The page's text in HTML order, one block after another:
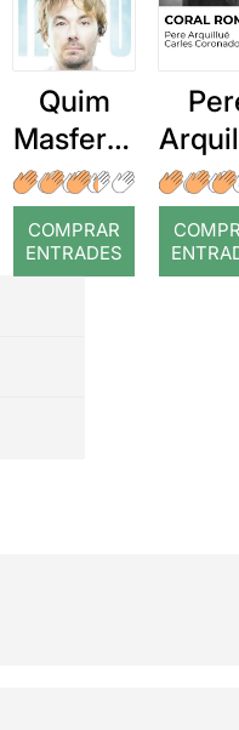
Quim
Masferre
r: Temps
COMPRAR
ENTRADES
: